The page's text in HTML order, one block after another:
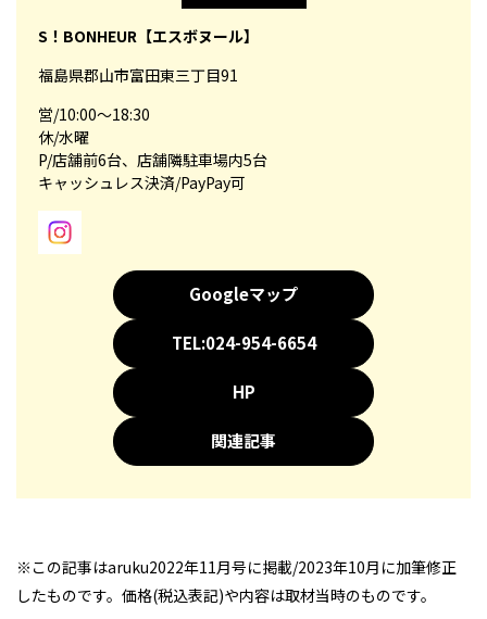
S！BONHEUR【エスボヌール】
福島県郡山市富田東三丁目91
営/10:00～18:30
休/水曜
P/店舗前6台、店舗隣駐車場内5台
キャッシュレス決済/PayPay可
Googleマップ
TEL:024-954-6654
HP
関連記事
※この記事はaruku2022年11月号に掲載/2023年10月に加筆修正
したものです。価格(税込表記)や内容は取材当時のものです。